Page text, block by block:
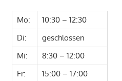
Mo:
10:30 – 12:30
Di:
geschlossen
Mi:
8:30 – 12:00
Fr:
15:00 – 17:00